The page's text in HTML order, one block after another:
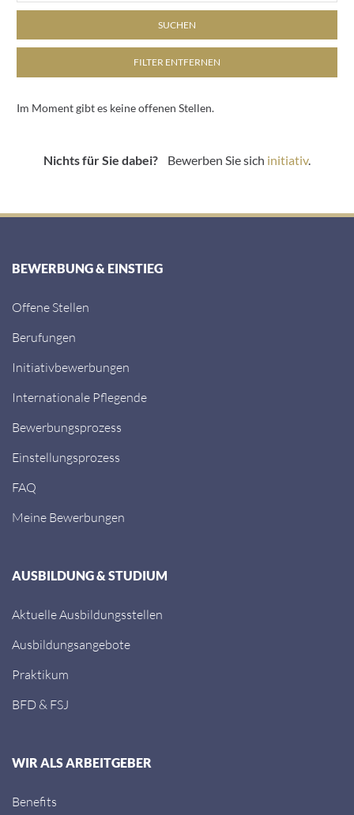
SUCHEN
FILTER ENTFERNEN
Im Moment gibt es keine offenen Stellen.
Nichts für Sie dabei? Bewerben Sie sich initiativ.
BEWERBUNG & EINSTIEG
Offene Stellen
Berufungen
Initiativbewerbungen
Internationale Pflegende
Bewerbungsprozess
Einstellungsprozess
FAQ
Meine Bewerbungen
AUSBILDUNG & STUDIUM
Aktuelle Ausbildungsstellen
Ausbildungsangebote
Praktikum
BFD & FSJ
WIR ALS ARBEITGEBER
Benefits